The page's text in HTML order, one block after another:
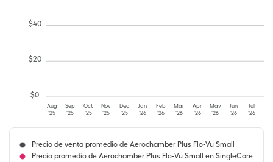
Aug
'25
Sep
'25
Oct
'25
Nov
'25
Dec
'25
Jan
'26
Feb
'26
Mar
'26
Apr
'26
May
'26
Jun
'26
Jul
'26
$0
$20
$40
Precio de venta promedio de Aerochamber Plus Flo-Vu Small
Precio promedio de Aerochamber Plus Flo-Vu Small en SingleCare